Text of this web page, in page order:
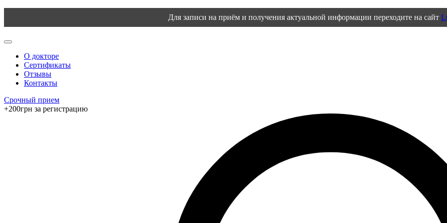
Для записи на приём и получения актуальной информации переходите на сайт
О докторе
Сертификаты
Отзывы
Контакты
Срочный прием
+200грн за регистрацию